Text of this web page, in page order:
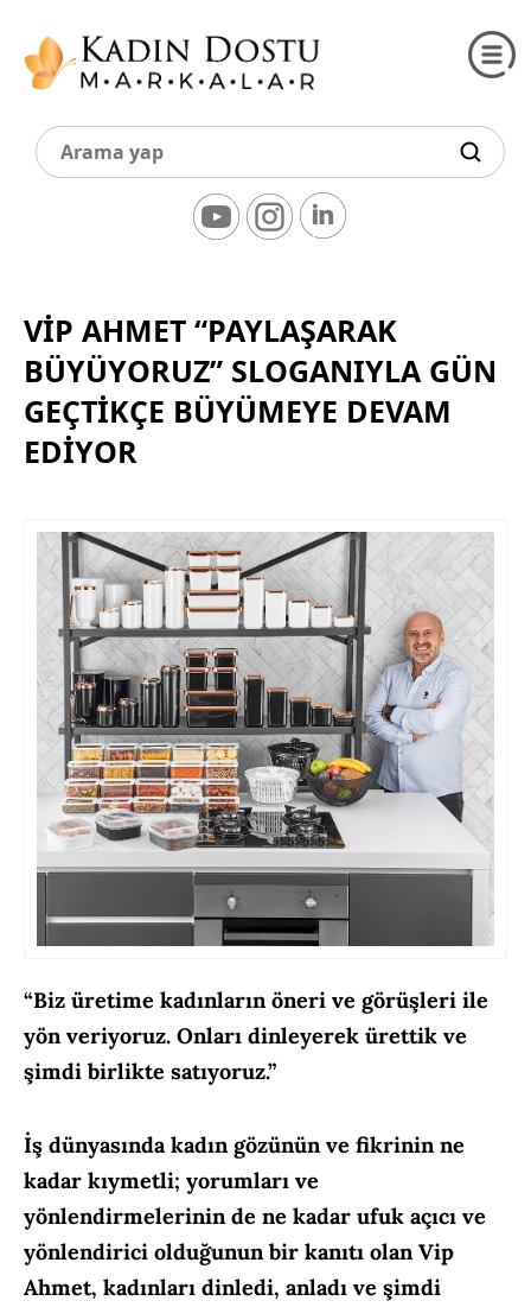
VİP AHMET “PAYLAŞARAK
BÜYÜYORUZ” SLOGANIYLA GÜN
GEÇTİKÇE BÜYÜMEYE DEVAM
EDİYOR
“Biz üretime kadınların öneri ve görüşleri ile
yön veriyoruz. Onları dinleyerek ürettik ve
şimdi birlikte satıyoruz.”
İş dünyasında kadın gözünün ve fikrinin ne
kadar kıymetli; yorumları ve
yönlendirmelerinin de ne kadar ufuk açıcı ve
yönlendirici olduğunun bir kanıtı olan Vip
Ahmet, kadınları dinledi, anladı ve şimdi